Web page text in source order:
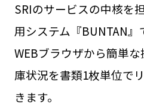
SRIのサービスの中核を
用システム『BUNTAN』
WEBブラウザから簡単
庫状況を書類1枚単位で
きます。